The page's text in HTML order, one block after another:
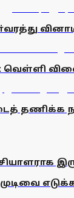
தணிக்க
எடுக்க